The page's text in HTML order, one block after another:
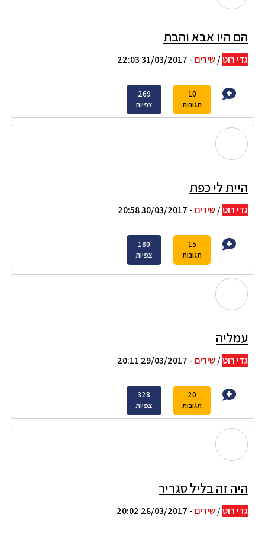
הם היו אבא והבת
גדי רוט/ שירים - 31/03/2017 22:03
10
תגובות
269
צפיות
היית לי כפת
גדי רוט/ שירים - 30/03/2017 20:58
15
תגובות
180
צפיות
עמליה
גדי רוט/ שירים - 29/03/2017 20:11
20
תגובות
328
צפיות
היה זה בליל סגריר
גדי רוט/ שירים - 28/03/2017 20:02